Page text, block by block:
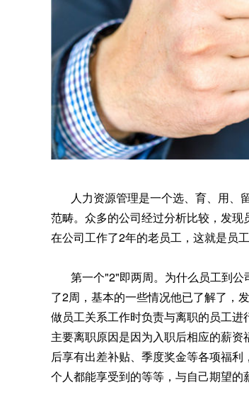
人力资源管理是一个选、育、用、
范畴。众多的公司经过分析比较，发
在公司工作了2年的老员工，这就是员
第一个"2"即两周。为什么员工到公
了2周，基本的一些情况他已了解了，
做员工关系工作时负责与离职的员工
主要离职原因是因为入职后相应的薪
后享有出差补贴、季度奖金等各项福
个人都能享受到的等等，与自己期望的